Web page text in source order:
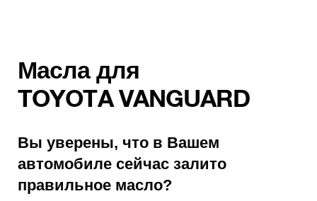
Масла для
TOYOTA VANGUARD
Вы уверены, что в Вашем
автомобиле сейчас залито
правильное масло?